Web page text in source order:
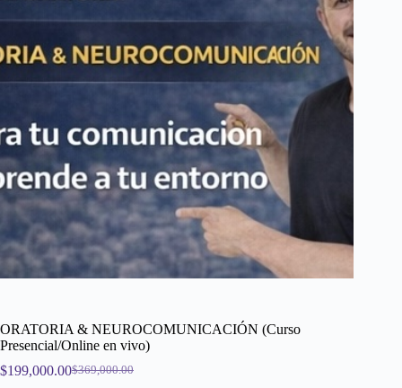
ORATORIA & NEUROCOMUNICACIÓN (Curso
Presencial/Online en vivo)
$369,000.00
El
$199,000.00El